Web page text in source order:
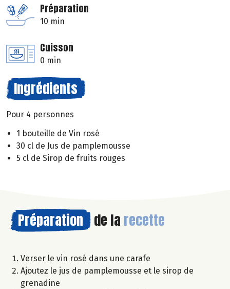
Préparation
10 min
Cuisson
0 min
Ingrédients
Pour 4 personnes
1 bouteille de Vin rosé
30 cl de Jus de pamplemousse
5 cl de Sirop de fruits rouges
Préparation de la recette
Verser le vin rosé dans une carafe
Ajoutez le jus de pamplemousse et le sirop de
grenadine